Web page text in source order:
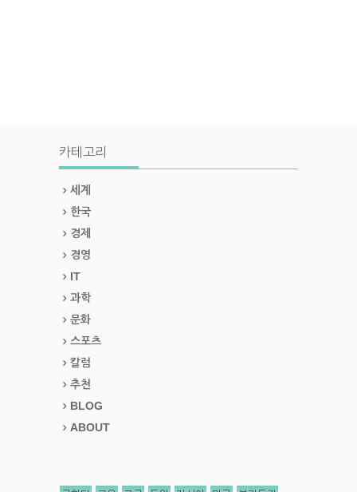
카테고리
세계
한국
경제
경영
IT
과학
문화
스포츠
칼럼
추천
BLOG
ABOUT